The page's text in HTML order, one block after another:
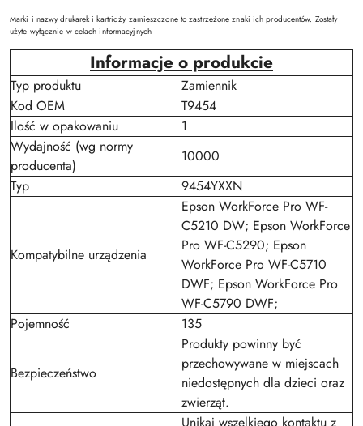
Marki i nazwy drukarek i kartridży zamieszczone to zastrzeżone znaki ich producentów. Zostały
użyte wyłącznie w celach informacyjnych
Informacje o produkcie
Typ produktu
Zamiennik
Kod OEM
T9454
Ilość w opakowaniu
1
Wydajność (wg normy
producenta)
10000
Typ
9454YXXN
Kompatybilne urządzenia
Epson WorkForce Pro WF-
C5210 DW; Epson WorkForce
Pro WF-C5290; Epson
WorkForce Pro WF-C5710
DWF; Epson WorkForce Pro
WF-C5790 DWF;
Pojemność
135
Bezpieczeństwo
Produkty powinny być
przechowywane w miejscach
niedostępnych dla dzieci oraz
zwierząt.